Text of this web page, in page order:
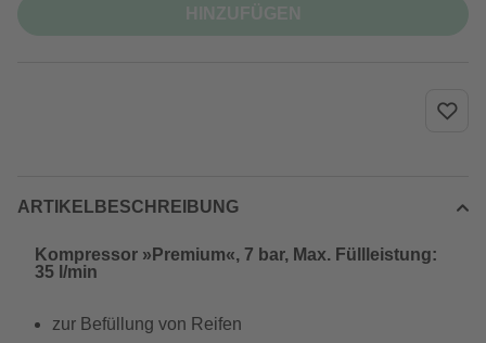
ARTIKELBESCHREIBUNG
Kompressor »Premium«, 7 bar, Max. Füllleistung:
35 l/min
zur Befüllung von Reifen